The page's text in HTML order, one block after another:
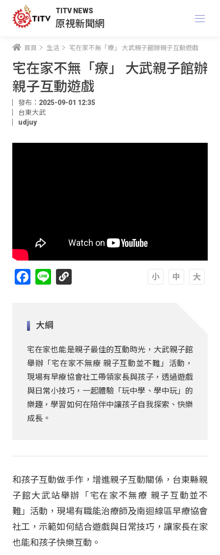
TITV NEWS
原視新聞網
首頁 生活 宅在家不無「療」 大武親子館辦親子互動遊戲
宅在家不無「療」 大武親子館辦
親子互動遊戲
發布：2025-09-01 12:35
台東大武
udjuy
Facebook
Line
大綱
宅在家也能是親子最佳的互動時光，大武親子館
舉辦「宅在家不無療 親子互動並不難」活動，
現場有早療協會社工帶領家長與孩子，透過遊戲
與日常小技巧，一起體驗「玩中學、學中玩」的
樂趣，學習如何在陪伴中讓孩子自我探索、快樂
成長。
和孩子互動做手作，增進親子互動關係，台東縣親
子館大武站舉辦「宅在家不無療 親子互動並不
難」活動，現場有職能治療師及南迴線區早療協會
社工，示範如何結合遊戲與日常技巧，讓家長在家
也能和孩子快樂互動。